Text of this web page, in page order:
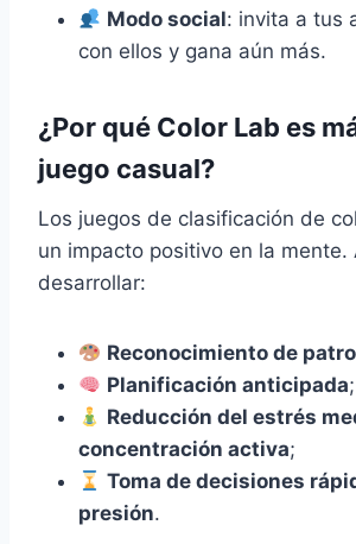
Modo social: invita a tus
con ellos y gana aún más.
¿Por qué Color Lab es
juego casual?
Los juegos de clasificación de
un impacto positivo en la mente.
desarrollar:
Reconocimiento de
Planificación anticipada;
Reducción del estrés
concentración activa;
Toma de decisiones
presión.